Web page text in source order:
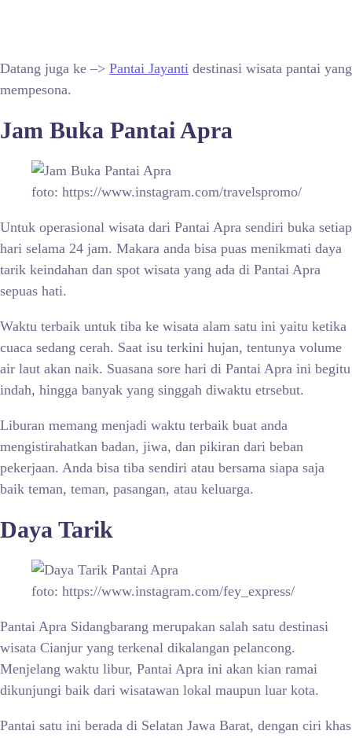
Datang juga ke –> Pantai Jayanti destinasi wisata pantai yang
mempesona.
Jam Buka Pantai Apra
foto: https://www.instagram.com/travelspromo/
Untuk operasional wisata dari Pantai Apra sendiri buka setiap
hari selama 24 jam. Makara anda bisa puas menikmati daya
tarik keindahan dan spot wisata yang ada di Pantai Apra
sepuas hati.
Waktu terbaik untuk tiba ke wisata alam satu ini yaitu ketika
cuaca sedang cerah. Saat isu terkini hujan, tentunya volume
air laut akan naik. Suasana sore hari di Pantai Apra ini begitu
indah, hingga banyak yang singgah diwaktu etrsebut.
Liburan memang menjadi waktu terbaik buat anda
mengistirahatkan badan, jiwa, dan pikiran dari beban
pekerjaan. Anda bisa tiba sendiri atau bersama siapa saja
baik teman, teman, pasangan, atau keluarga.
Daya Tarik
foto: https://www.instagram.com/fey_express/
Pantai Apra Sidangbarang merupakan salah satu destinasi
wisata Cianjur yang terkenal dikalangan pelancong.
Menjelang waktu libur, Pantai Apra ini akan kian ramai
dikunjungi baik dari wisatawan lokal maupun luar kota.
Pantai satu ini berada di Selatan Jawa Barat, dengan ciri khas